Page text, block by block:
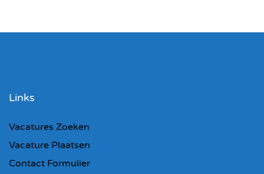
Links
Vacatures Zoeken
Vacature Plaatsen
Contact Formulier